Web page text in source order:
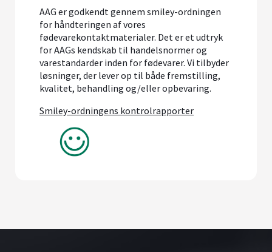
AAG er godkendt gennem smiley-ordningen
for håndteringen af vores
fødevarekontaktmaterialer. Det er et udtryk
for AAGs kendskab til handelsnormer og
varestandarder inden for fødevarer. Vi tilbyder
løsninger, der lever op til både fremstilling,
kvalitet, behandling og/eller opbevaring.
Smiley-ordningens kontrolrapporter